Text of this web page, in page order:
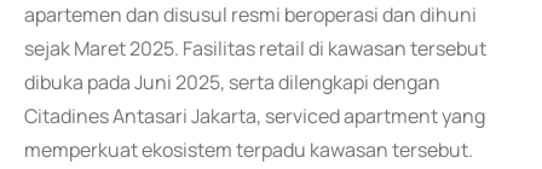
apartemen dan disusul resmi beroperasi dan dihuni
sejak Maret 2025. Fasilitas retail di kawasan tersebut
dibuka pada Juni 2025, serta dilengkapi dengan
Citadines Antasari Jakarta, serviced apartment yang
memperkuat ekosistem terpadu kawasan tersebut.